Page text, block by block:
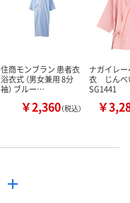
カゴへ カ
住商モンブラン 患者衣
浴衣式 （男女兼用 8分
袖） ブルー…
￥2,360（税込）
ナガイレ
衣 じん
SG1441
￥